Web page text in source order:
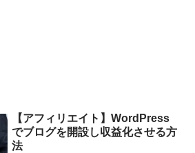
【アフィリエイト】WordPress
でブログを開設し収益化させる方
法